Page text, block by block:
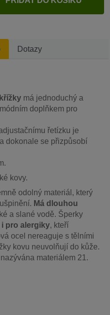
Dotazy
má jednoduchý a
doplňkem pro
řetízku je
dokonale se přizpůsobí
kovy.
odolný materiál, který
Má dlouhou
a slané vodě. Šperky
pro alergiky, kteří
ocel nereaguje s tělními
kovu neuvolňují do kůže.
materiálem 21.